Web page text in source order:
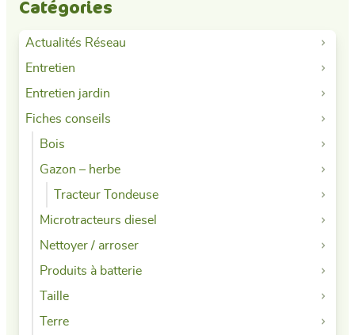
Catégories
Actualités Réseau
Entretien
Entretien jardin
Fiches conseils
Bois
Gazon – herbe
Tracteur Tondeuse
Microtracteurs diesel
Nettoyer / arroser
Produits à batterie
Taille
Terre